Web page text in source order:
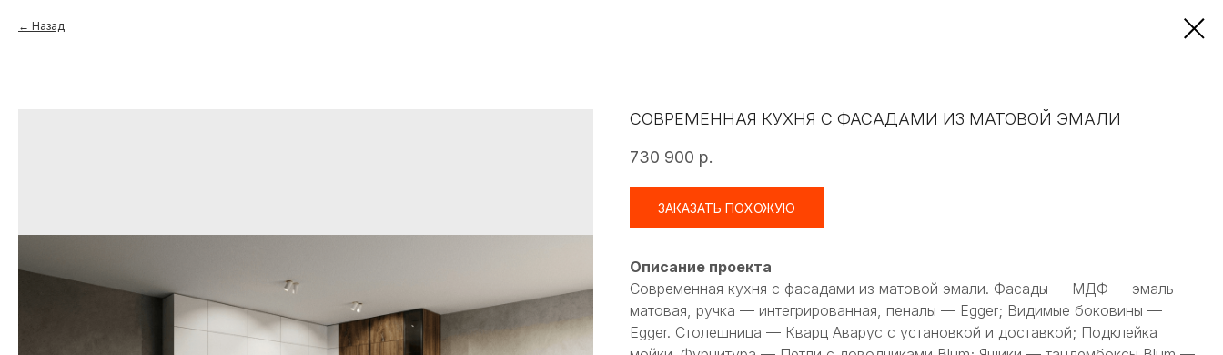
Назад
СОВРЕМЕННАЯ КУХНЯ С ФАСАДАМИ ИЗ МАТОВОЙ ЭМАЛИ
730 900 р.
ЗАКАЗАТЬ ПОХОЖУЮ
Описание проекта
Современная кухня с фасадами из матовой эмали. Фасады — МДФ — эмаль
матовая, ручка — интегрированная, пеналы — Egger; Видимые боковины —
Egger. Столешница — Кварц Аварус с установкой и доставкой; Подклейка